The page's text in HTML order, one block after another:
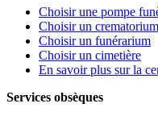
Choisir une pompe
Choisir un crematorium
Choisir un funérarium
Choisir un cimetière
En savoir plus sur la
Services obsèques